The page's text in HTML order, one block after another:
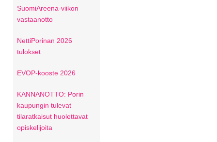
SuomiAreena-viikon
vastaanotto
NettiPorinan 2026
tulokset
EVOP-kooste 2026
KANNANOTTO: Porin
kaupungin tulevat
tilaratkaisut huolettavat
opiskelijoita